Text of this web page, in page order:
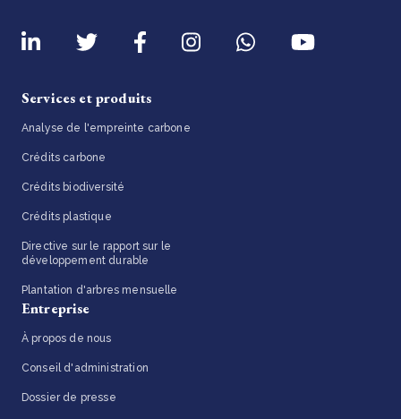
Services et produits
Analyse de l'empreinte carbone
Crédits carbone
Crédits biodiversité
Crédits plastique
Directive sur le rapport sur le
développement durable
Plantation d'arbres mensuelle
Entreprise
À propos de nous
Conseil d'administration
Dossier de presse